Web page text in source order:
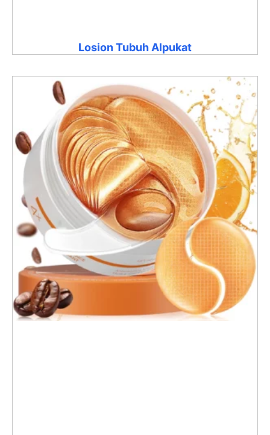
Losion Tubuh Alpukat